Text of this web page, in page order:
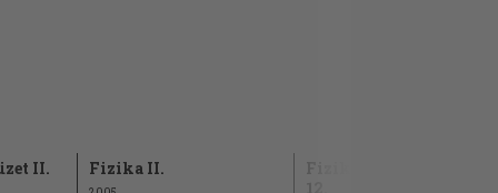
II. Fizika II.
Fizika munkafüzet 11-
12.